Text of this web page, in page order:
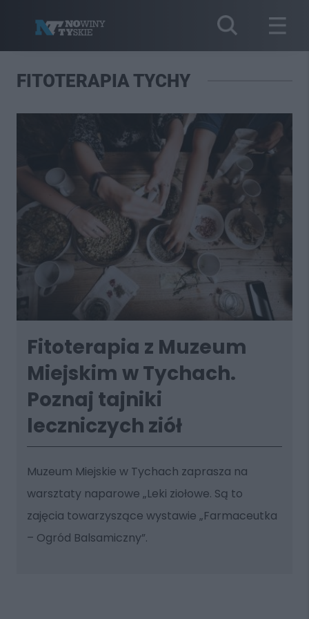
FITOTERAPIA TYCHY
Fitoterapia z Muzeum
Miejskim w Tychach.
Poznaj tajniki
leczniczych ziół
Muzeum Miejskie w Tychach zaprasza na
warsztaty naparowe „Leki ziołowe. Są to
zajęcia towarzyszące wystawie „Farmaceutka
– Ogród Balsamiczny”.